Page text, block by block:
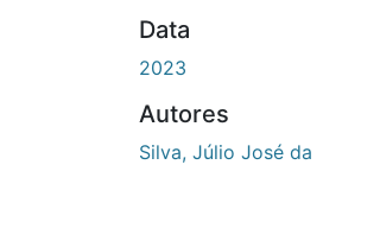
Data
2023
Autores
Silva, Júlio José da